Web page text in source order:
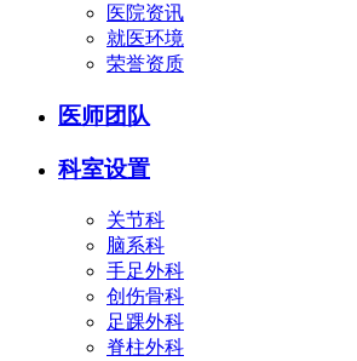
医院资讯
就医环境
荣誉资质
医师团队
科室设置
关节科
脑系科
手足外科
创伤骨科
足踝外科
脊柱外科